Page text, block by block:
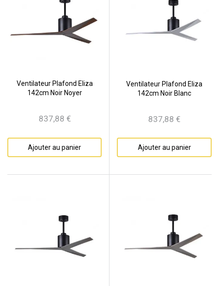
Ventilateur Plafond Eliza
142cm Noir Noyer
Prix
837,88 €
Ajouter au panier
Ventilateur Plafond Eliza
142cm Noir Blanc
Prix
837,88 €
Ajouter au panier